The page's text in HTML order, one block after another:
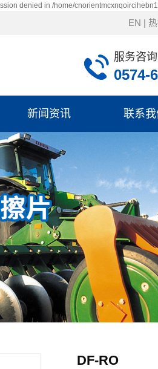
denied in /home/
EN |
服务咨
0574-
新闻资讯 联系我
DF-RO